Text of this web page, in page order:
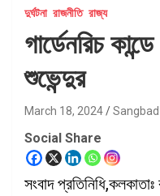
দুর্ঘটনা রাজনীতি রাজ্য
গার্ডেনরিচ
শুভেন্দুর
March 18, 2024
Social Share
সংবাদ